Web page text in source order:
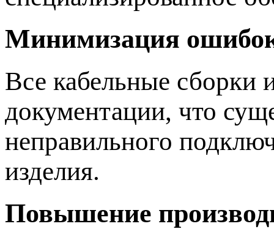
Минимизация
Все кабельные сборки
документации, что
неправильного
изделия.
Повышение